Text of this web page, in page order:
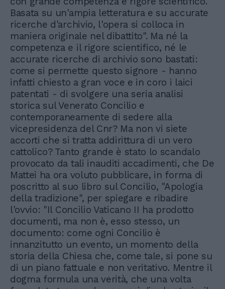
Basata su un'ampia letteratura e su accurate
ricerche d'archivio, l'opera si colloca in
maniera originale nel dibattito". Ma né la
competenza e il rigore scientifico, né le
accurate ricerche di archivio sono bastati:
come si permette questo signore - hanno
infatti chiesto a gran voce e in coro i laici
patentati - di svolgere una seria analisi
storica sul Venerato Concilio e
contemporaneamente di sedere alla
vicepresidenza del Cnr? Ma non vi siete
accorti che si tratta addirittura di un vero
cattolico? Tanto grande è stato lo scandalo
provocato da tali inauditi accadimenti, che De
Mattei ha ora voluto pubblicare, in forma di
poscritto al suo libro sul Concilio, "Apologia
della tradizione", per spiegare e ribadire
l'ovvio: "Il Concilio Vaticano II ha prodotto
documenti, ma non è, esso stesso, un
documento: come ogni Concilio è
innanzitutto un evento, un momento della
storia della Chiesa che, come tale, si pone su
di un piano fattuale e non veritativo. Mentre il
dogma formula una verità, che una volta